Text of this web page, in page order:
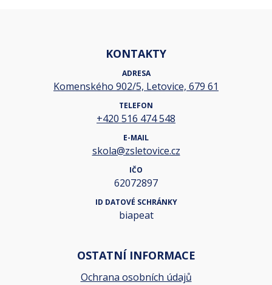
KONTAKTY
ADRESA
Komenského 902/5, Letovice, 679 61
TELEFON
+420 516 474 548
E-MAIL
skola@zsletovice.cz
IČO
62072897
ID DATOVÉ SCHRÁNKY
biapeat
OSTATNÍ INFORMACE
Ochrana osobních údajů